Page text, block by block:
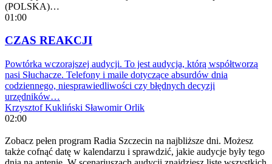
(POLSKA)…
01:00
CZAS REAKCJI
Powtórka wczorajszej audycji. To jest audycja, którą współtworzą
nasi Słuchacze. Telefony i maile dotyczące absurdów dnia
codziennego, niesprawiedliwości czy błędnych decyzji
urzędników…
Krzysztof Kukliński Sławomir Orlik
02:00
Zobacz pełen program Radia Szczecin na najbliższe dni. Możesz
także cofnąć datę w kalendarzu i sprawdzić, jakie audycje były tego